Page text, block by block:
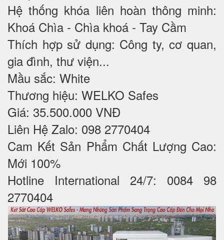
Hệ thống khóa liên hoàn thông minh:
Khoá Chìa - Chìa khoá - Tay Cầm
Thích hợp sử dụng: Công ty, cơ quan,
gia đình, thư viện...
Mầu sắc: White
Thương hiệu: WELKO Safes
Giá: 35.500.000 VNĐ
Liên Hệ Zalo: 098 2770404
Cam Kết Sản Phẩm Chất Lượng Cao:
Mới 100%
Hotline International 24/7: 0084 98
2770404